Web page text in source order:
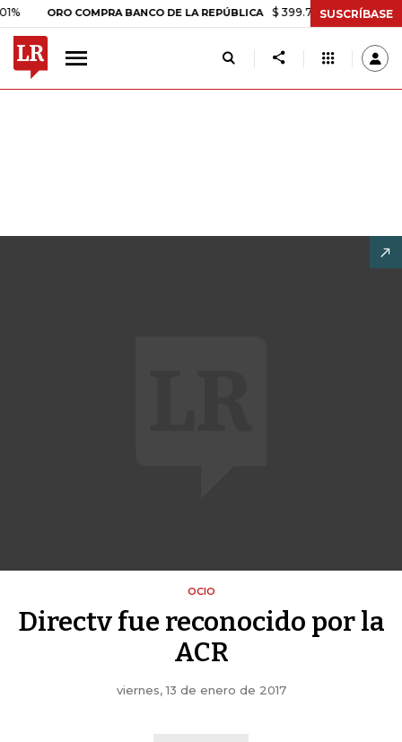
ORO COMPRA BANCO DE LA REPÚBLICA $ 399.745,16 +$ 2.295,71
SUSCRÍBASE
OCIO
Directv fue reconocido por la
ACR
viernes, 13 de enero de 2017